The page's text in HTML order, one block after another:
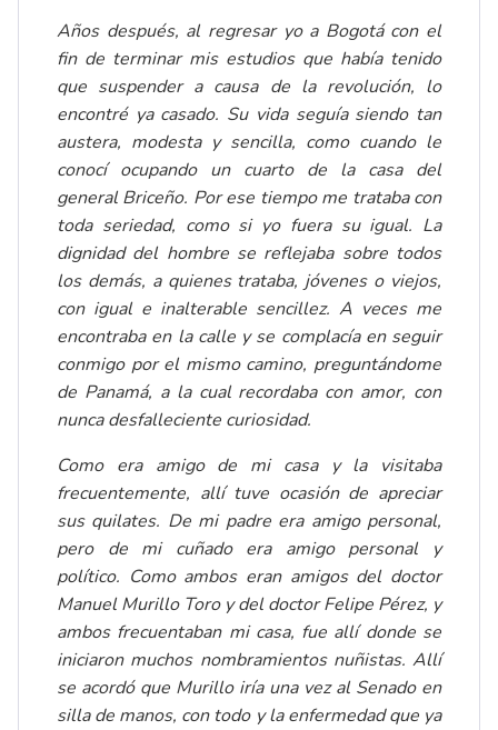
Años después, al regresar yo a Bogotá con el
fin de terminar mis estudios que había tenido
que suspender a causa de la revolución, lo
encontré ya casado. Su vida seguía siendo tan
austera, modesta y sencilla, como cuando le
conocí ocupando un cuarto de la casa del
general Briceño. Por ese tiempo me trataba con
toda seriedad, como si yo fuera su igual. La
dignidad del hombre se reflejaba sobre todos
los demás, a quienes trataba, jóvenes o viejos,
con igual e inalterable sencillez. A veces me
encontraba en la calle y se complacía en seguir
conmigo por el mismo camino, preguntándome
de Panamá, a la cual recordaba con amor, con
nunca desfalleciente curiosidad.
Como era amigo de mi casa y la visitaba
frecuentemente, allí tuve ocasión de apreciar
sus quilates. De mi padre era amigo personal,
pero de mi cuñado era amigo personal y
político. Como ambos eran amigos del doctor
Manuel Murillo Toro y del doctor Felipe Pérez, y
ambos frecuentaban mi casa, fue allí donde se
iniciaron muchos nombramientos nuñistas. Allí
se acordó que Murillo iría una vez al Senado en
silla de manos, con todo y la enfermedad que ya